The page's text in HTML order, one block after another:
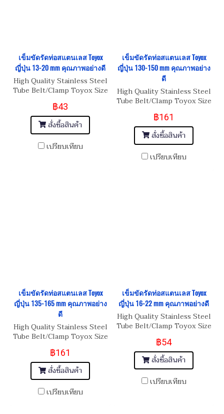
เข็มขัดรัดท่อสแตนเลส Toyox
ญี่ปุ่น 13-20 mm คุณภาพอย่างดี
High Quality Stainless Steel
Tube Belt/Clamp Toyox Size
13-20 mm
฿43
สั่งซื้อสินค้า
เปรียบเทียบ
เข็มขัดรัดท่อสแตนเลส Toyox
ญี่ปุ่น 130-150 mm คุณภาพอย่าง
ดี
High Quality Stainless Steel
Tube Belt/Clamp Toyox Size
130-150 mm
฿161
สั่งซื้อสินค้า
เปรียบเทียบ
เข็มขัดรัดท่อสแตนเลส Toyox
ญี่ปุ่น 135-165 mm คุณภาพอย่าง
ดี
High Quality Stainless Steel
Tube Belt/Clamp Toyox Size
฿161
สั่งซื้อสินค้า
เปรียบเทียบ
เข็มขัดรัดท่อสแตนเลส Toyox
ญี่ปุ่น 16-22 mm คุณภาพอย่างดี
High Quality Stainless Steel
Tube Belt/Clamp Toyox Size
฿54
สั่งซื้อสินค้า
เปรียบเทียบ